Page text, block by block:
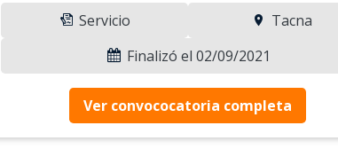
Servicio
Tacna
Finalizó el 02/09/2021
Ver convococatoria completa